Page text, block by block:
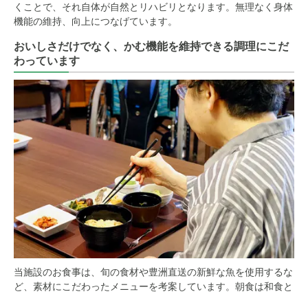
くことで、それ自体が自然とリハビリとなります。無理なく身体
機能の維持、向上につなげています。
おいしさだけでなく、かむ機能を維持できる調理にこだ
わっています
当施設のお食事は、旬の食材や豊洲直送の新鮮な魚を使用するな
ど、素材にこだわったメニューを考案しています。朝食は和食と